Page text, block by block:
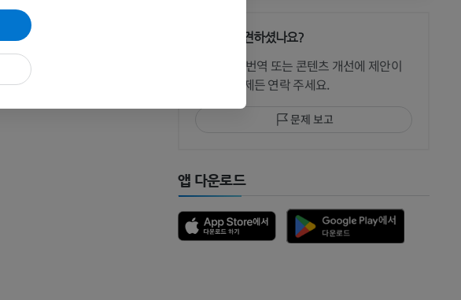
문제를 발견하셨나요?
수정이나, 번역 또는 콘텐츠 개선에 제안이
있으면 언제든 연락 주세요.
문제 보고
앱 다운로드